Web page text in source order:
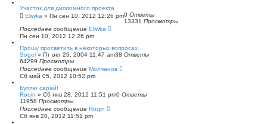
Участок для дипломного проекта
Eliwka » Пн сен 10, 2012 12:26 pm0 Ответы
13331 Просмотры
Последнее сообщение Eliwka
Пн сен 10, 2012 12:26 pm
Прошу просветить в некоторых вопросах.
Sogel » Пт окт 29, 2004 11:47 am38 Ответы
64299 Просмотры
Последнее сообщение Молчанов
Сб май 05, 2012 10:52 pm
Куплю сарай!
Roqin » Сб янв 28, 2012 11:51 pm0 Ответы
11958 Просмотры
Последнее сообщение Roqin
Сб янв 28, 2012 11:51 pm